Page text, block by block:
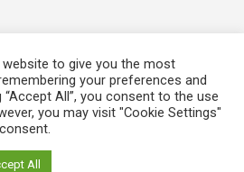
to give you the most
your preferences and
All”, you consent to the use
you may visit "Cookie Settings"
All